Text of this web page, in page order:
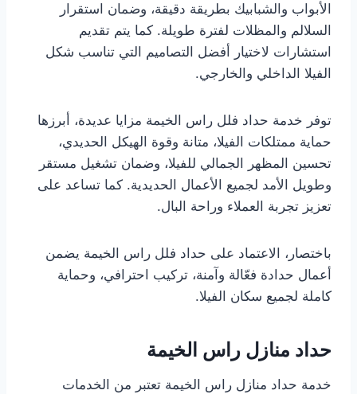
الأبواب والشبابيك بطريقة دقيقة، وضمان استقرار
السلالم والمظلات لفترة طويلة. كما يتم تقديم
استشارات لاختيار أفضل التصاميم التي تناسب شكل
الفيلا الداخلي والخارجي.
توفر خدمة حداد فلل راس الخيمة مزايا عديدة، أبرزها
حماية ممتلكات الفيلا، متانة وقوة الهيكل الحديدي،
تحسين المظهر الجمالي للفيلا، وضمان تشغيل مستقر
وطويل الأمد لجميع الأعمال الحديدية. كما تساعد على
تعزيز تجربة العملاء وراحة البال.
باختصار، الاعتماد على حداد فلل راس الخيمة يضمن
أعمال حدادة فعّالة وآمنة، تركيب احترافي، وحماية
كاملة لجميع سكان الفيلا.
حداد منازل راس الخيمة
خدمة حداد منازل راس الخيمة تعتبر من الخدمات